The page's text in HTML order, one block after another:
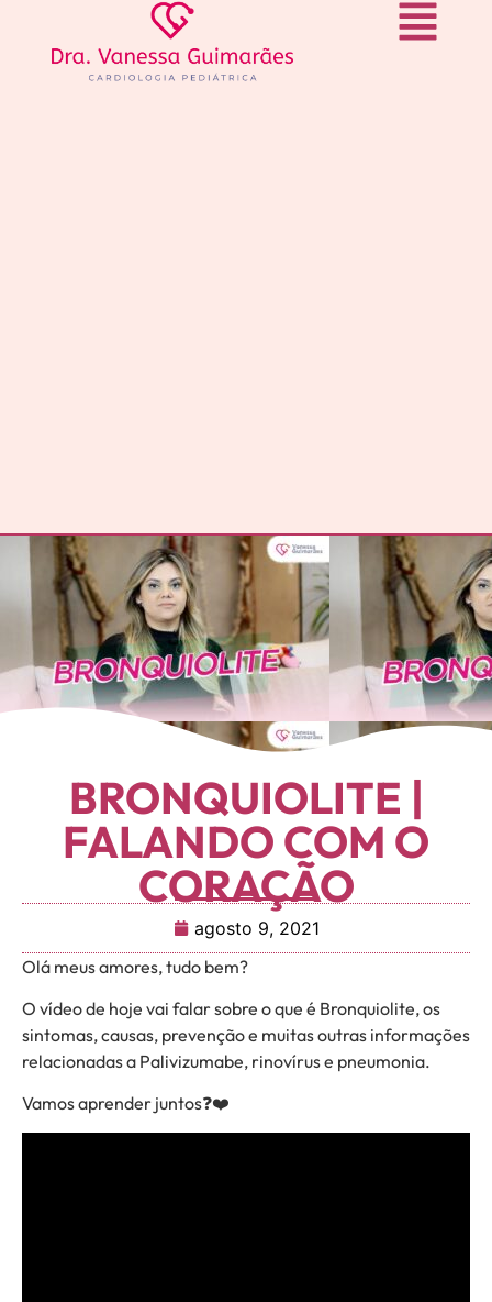
BRONQUIOLITE |
FALANDO COM O
CORAÇÃO
agosto 9, 2021
Olá meus amores, tudo bem?
O vídeo de hoje vai falar sobre o que é Bronquiolite, os
sintomas, causas, prevenção e muitas outras informações
relacionadas a Palivizumabe, rinovírus e pneumonia.
Vamos aprender juntos❓❤️